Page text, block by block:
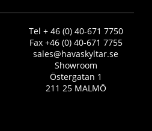
Tel + 46 (0) 40-671 7750
Fax +46 (0) 40-671 7755
sales@havaskyltar.se
Showroom
Östergatan 1
211 25 MALMÖ